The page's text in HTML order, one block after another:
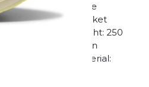
Stickstoff versetzte
federleichten Paket
mm/29 mm Gewicht: 250
Materialinformation
Gummi Obermaterial: